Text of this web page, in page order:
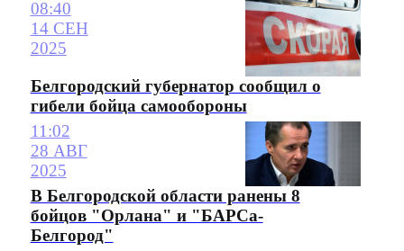
08:40
14 СЕН
2025
Белгородский губернатор сообщил о
гибели бойца самообороны
11:02
28 АВГ
2025
В Белгородской области ранены 8
бойцов "Орлана" и "БАРСа-
Белгород"